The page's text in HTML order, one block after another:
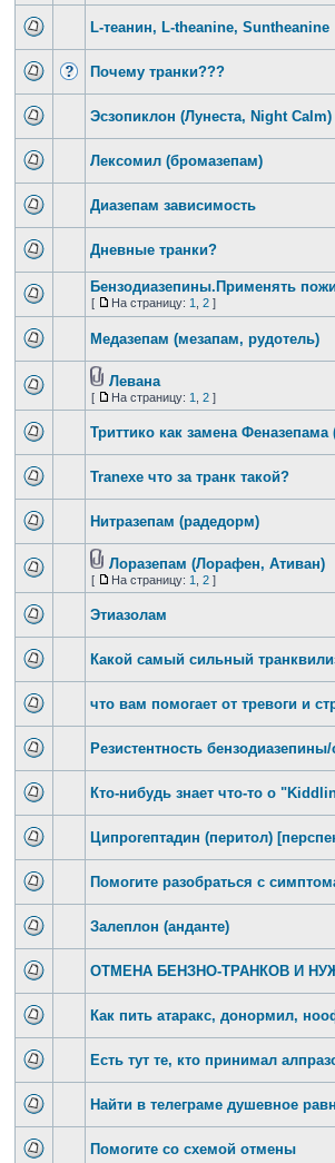
L-теанин, L-theanine, Suntheanine
Почему транки???
Эсзопиклон (Лунеста, Night Calm)
Лексомил (бромазепам)
Диазепам зависимость
Дневные транки?
Бензодиазепины.Применять
[ На страницу: 1 ,2 ]
Медазепам (мезапам, рудотель)
Левана
[ На страницу: 1 ,2 ]
Триттико как замена Феназепама
Tranexe что за транк такой?
Нитразепам (радедорм)
Лоразепам (Лорафен, Ативан)
[ На страницу: 1 ,2 ]
Этиазолам
Какой самый сильный
что вам помогает от тревоги и
Резистентность
Кто-нибудь знает что-то о
Ципрогептадин (перитол)
Помогите разобраться с
Залеплон (анданте)
ОТМЕНА БЕНЗНО-ТРАНКОВ И
Как пить атаракс, донормил,
Есть тут те, кто принимал
Найти в телеграме душевное
Помогите со схемой отмены